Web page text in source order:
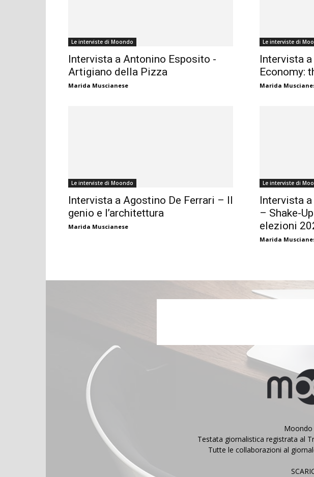
Le interviste di Moondo
Intervista a Antonino Esposito -
Artigiano della Pizza
Marida Muscianese
Le interviste di
Intervista
Economy:
Marida
Le interviste di Moondo
Intervista a Agostino De Ferrari – Il
genio e l’architettura
Marida Muscianese
Le interviste di
Intervista
– Shake-
elezioni
Marida
Moondo
Testata giornalistica registrata al
Tutte le collaborazioni al